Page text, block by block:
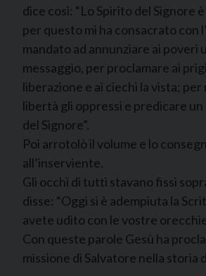
dice così: “Lo Spirito del Signore
per questo mi ha consacrato con
mandato ad annunziare ai poveri
messaggio, per proclamare ai
liberazione e ai ciechi la vista;
libertà gli oppressi e predicare un
del Signore”.
Poi arrotolò il volume e lo
all’inserviente.
Gli occhi di tutti stavano fissi
disse: “Oggi si è adempiuta la
avete udito con le vostre
Con queste parole Gesù ha
missione di Salvatore nella storia